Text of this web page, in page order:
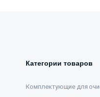
Категории товаров
Комплектующие для